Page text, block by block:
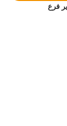
فرع